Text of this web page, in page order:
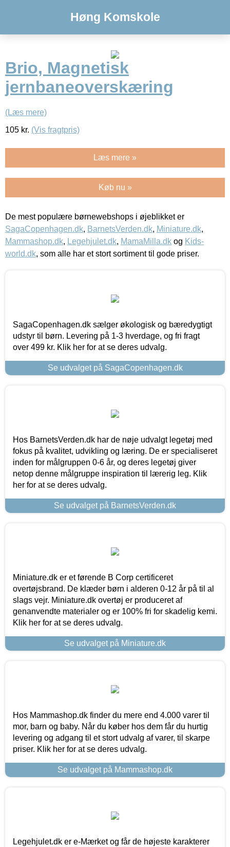
Høng Komskole
Brio, Magnetisk
jernbaneoverskæring
(Læs mere)
105 kr. (Vis fragtpris)
Læs mere »
Køb nu »
De mest populære børnewebshops i øjeblikket er
SagaCopenhagen.dk, BarnetsVerden.dk, Miniature.dk,
Mammashop.dk, Legehjulet.dk, MamaMilla.dk og Kids-
world.dk, som alle har et stort sortiment til gode priser.
SagaCopenhagen.dk sælger økologisk og bæredygtigt
udstyr til børn. Levering på 1-3 hverdage, og fri fragt
over 499 kr. Klik her for at se deres udvalg.
Se udvalget på SagaCopenhagen.dk
Hos BarnetsVerden.dk har de nøje udvalgt legetøj med
fokus på kvalitet, udvikling og læring. De er specialiseret
inden for målgruppen 0-6 år, og deres legetøj giver
netop denne målgruppe inspiration til lærerig leg. Klik
her for at se deres udvalg.
Se udvalget på BarnetsVerden.dk
Miniature.dk er et førende B Corp certificeret
overtøjsbrand. De klæder børn i alderen 0-12 år på til al
slags vejr. Miniature.dk overtøj er produceret af
genanvendte materialer og er 100% fri for skadelig kemi.
Klik her for at se deres udvalg.
Se udvalget på Miniature.dk
Hos Mammashop.dk finder du mere end 4.000 varer til
mor, barn og baby. Når du køber hos dem får du hurtig
levering og adgang til et stort udvalg af varer, til skarpe
priser. Klik her for at se deres udvalg.
Se udvalget på Mammashop.dk
Legehjulet.dk er e-Mærket og får de højeste karakterer